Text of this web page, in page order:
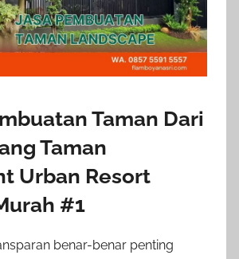
Taman Dari
Taman
Urban Resort
#1
benar-benar penting